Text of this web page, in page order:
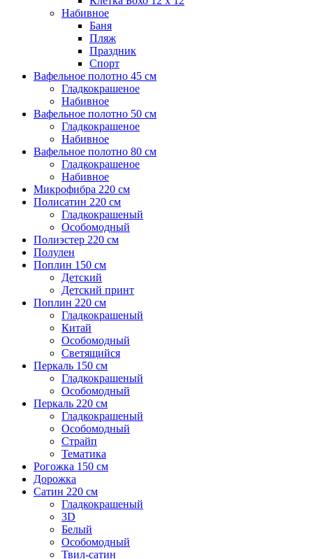
Набивное
Баня
Пляж
Праздник
Спорт
Вафельное полотно 45 см
Гладкокрашеное
Набивное
Вафельное полотно 50 см
Гладкокрашеное
Набивное
Вафельное полотно 80 см
Гладкокрашеное
Набивное
Микрофибра 220 см
Полисатин 220 см
Гладкокрашеный
Особомодный
Полиэстер 220 см
Полулен
Поплин 150 см
Детский
Детский принт
Поплин 220 см
Гладкокрашеный
Китай
Особомодный
Светящийся
Перкаль 150 см
Гладкокрашеный
Особомодный
Перкаль 220 см
Гладкокрашеный
Особомодный
Страйп
Тематика
Рогожка 150 см
Дорожка
Сатин 220 см
Гладкокрашеный
3D
Белый
Особомодный
Твил-сатин